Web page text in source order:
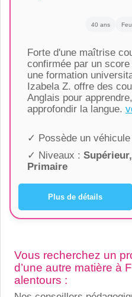
40 ans
Forte d'une maîtrise
confirmée par un
une formation
Izabela Z. offre des
Anglais pour
approfondir la langue.
✓ Possède un véhicule
✓ Niveaux :
Primaire
Plus de détails
Vous recherchez un
d’une autre matière à
alentours :